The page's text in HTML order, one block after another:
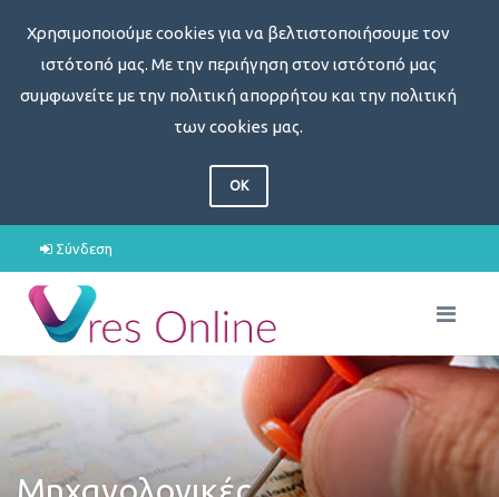
Χρησιμοποιούμε cookies για να βελτιστοποιήσουμε τον
ιστότοπό μας. Με την περιήγηση στον ιστότοπό μας
συμφωνείτε με την πολιτική απορρήτου και την πολιτική
των cookies μας.
OK
Σύνδεση